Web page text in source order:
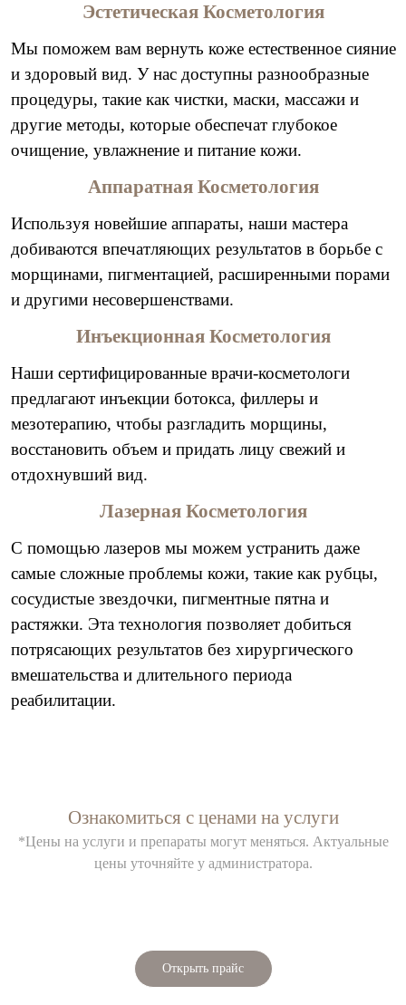
Эстетическая Косметология
Мы поможем вам вернуть коже естественное сияние
и здоровый вид. У нас доступны разнообразные
процедуры, такие как чистки, маски, массажи и
другие методы, которые обеспечат глубокое
очищение, увлажнение и питание кожи.
Аппаратная Косметология
Используя новейшие аппараты, наши мастера
добиваются впечатляющих результатов в борьбе с
морщинами, пигментацией, расширенными порами
и другими несовершенствами.
Инъекционная Косметология
Наши сертифицированные врачи-косметологи
предлагают инъекции ботокса, филлеры и
мезотерапию, чтобы разгладить морщины,
восстановить объем и придать лицу свежий и
отдохнувший вид.
Лазерная Косметология
С помощью лазеров мы можем устранить даже
самые сложные проблемы кожи, такие как рубцы,
сосудистые звездочки, пигментные пятна и
растяжки. Эта технология позволяет добиться
потрясающих результатов без хирургического
вмешательства и длительного периода
реабилитации.
Ознакомиться с ценами на услуги
*Цены на услуги и препараты могут меняться. Актуальные
цены уточняйте у администратора.
Открыть прайс